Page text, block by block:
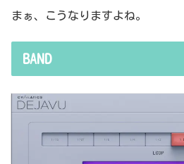
まぁ、こうなりますよね。
BAND